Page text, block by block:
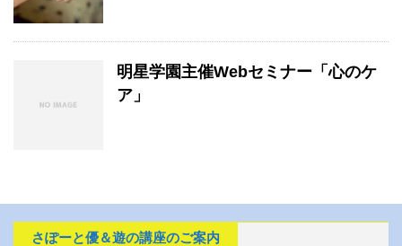
明星学園主催Webセミナー「心のケ
ア」
さぽーと優＆遊の講座のご案内